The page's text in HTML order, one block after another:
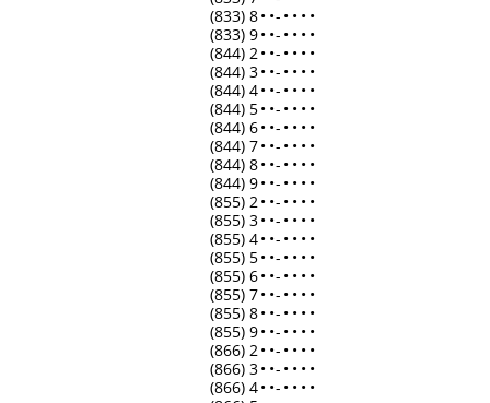
(833) 8• •- • • • •
(833) 9• •- • • • •
(844) 2• •- • • • •
(844) 3• •- • • • •
(844) 4• •- • • • •
(844) 5• •- • • • •
(844) 6• •- • • • •
(844) 7• •- • • • •
(844) 8• •- • • • •
(844) 9• •- • • • •
(855) 2• •- • • • •
(855) 3• •- • • • •
(855) 4• •- • • • •
(855) 5• •- • • • •
(855) 6• •- • • • •
(855) 7• •- • • • •
(855) 8• •- • • • •
(855) 9• •- • • • •
(866) 2• •- • • • •
(866) 3• •- • • • •
(866) 4• •- • • • •